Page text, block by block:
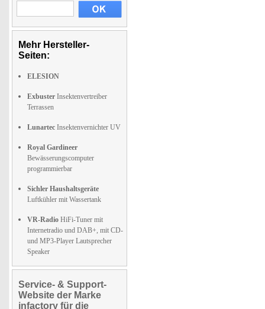
Mehr Hersteller-
Seiten:
ELESION
Exbuster Insektenvertreiber
Terrassen
Lunartec Insektenvernichter UV
Royal Gardineer
Bewässerungscomputer
programmierbar
Sichler Haushaltsgeräte
Luftkühler mit Wassertank
VR-Radio HiFi-Tuner mit
Internetradio und DAB+, mit CD-
und MP3-Player Lautsprecher
Speaker
Service- & Support-
Website der Marke
infactory für die